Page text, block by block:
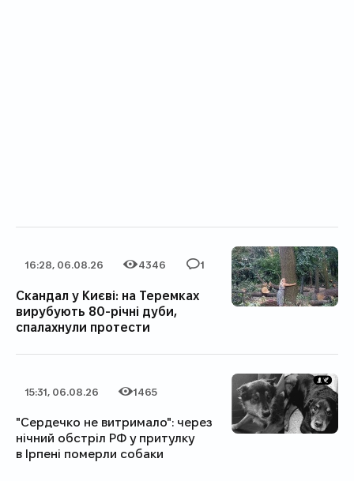
Дата публікації
16:28, 06.08.26
Категорія
Кількість переглядів
4346
Кількість коментарів
1
Скандал у Києві: на Теремках
вирубують 80-річні дуби,
спалахнули протести
Дата публікації
15:31, 06.08.26
Категорія
Кількість переглядів
1465
"Сердечко не витримало": через
нічний обстріл РФ у притулку
в Ірпені померли собаки